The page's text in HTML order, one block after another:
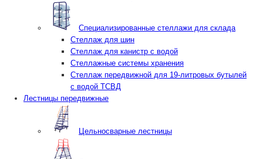
Специализированные стеллажи для склада
Стеллаж для шин
Стеллаж для канистр с водой
Стеллажные системы хранения
Стеллаж передвижной для 19-литровых бутылей
с водой ТСВД
Лестницы передвижные
Цельносварные лестницы